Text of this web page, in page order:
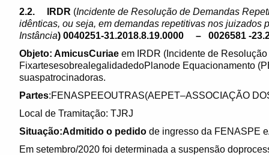
2.2. IRDR (Incidente de Resolução de Demandas
idênticas, ou seja, em demandas repetitivas nos juizados
Instância) 0040251-31.2018.8.19.0000 – 0026581 -
Objeto: AmicusCuriae em IRDR (Incidente de
FixartesesobrealegalidadedoPlanode Equacionamento
suaspatrocinadoras.
Partes:FENASPEEOUTRAS(AEPET–ASSOCIAÇÃO
Local de Tramitação: TJRJ
Situação:Admitido o pedido de ingresso da FENASPE
Em setembro/2020 foi determinada a suspensão